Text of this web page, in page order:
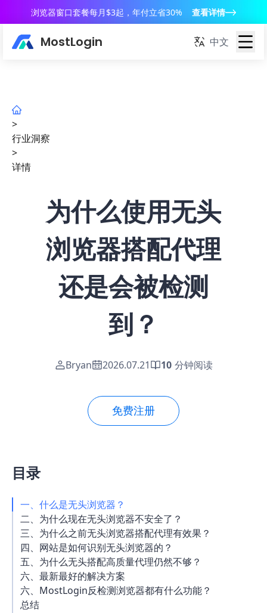
浏览器窗口套餐每月$3起，年付立省30% 查看详情
MostLogin 中文
>
行业洞察
>
详情
为什么使用无头
浏览器搭配代理
还是会被检测
到？
Bryan 2026.07.21 10 分钟阅读
免费注册
目录
一、什么是无头浏览器？
二、为什么现在无头浏览器不安全了？
三、为什么之前无头浏览器搭配代理有效果？
四、网站是如何识别无头浏览器的？
五、为什么无头搭配高质量代理仍然不够？
六、最新最好的解决方案
六、MostLogin反检测浏览器都有什么功能？
总结